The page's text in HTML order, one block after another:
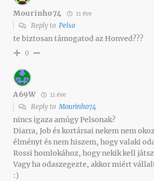
Mourinho74 11 éve
Reply to Pelso
te biztosan támogatod az Honved???
0
A69W 11 éve
Reply toMourinho74
nincs igaza amúgy Pelsonak?
Diarra, Job és kortársai nekem nem
élményt és nem hiszem, hogy valaki
Rossi homlokához, hogy nekik kell
Vagy ha odaszegezte, akkor miért
:)